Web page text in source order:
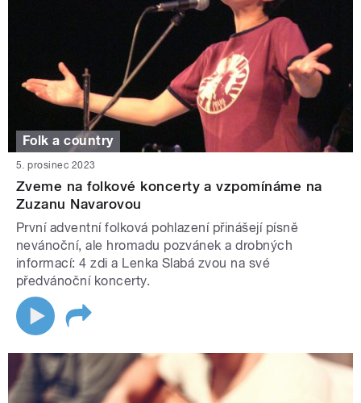
Folk a country
5. prosinec 2023
Zveme na folkové koncerty a vzpomínáme na
Zuzanu Navarovou
První adventní folková pohlazení přinášejí písně
nevánoční, ale hromadu pozvánek a drobných
informací: 4 zdi a Lenka Slabá zvou na své
předvánoční koncerty.